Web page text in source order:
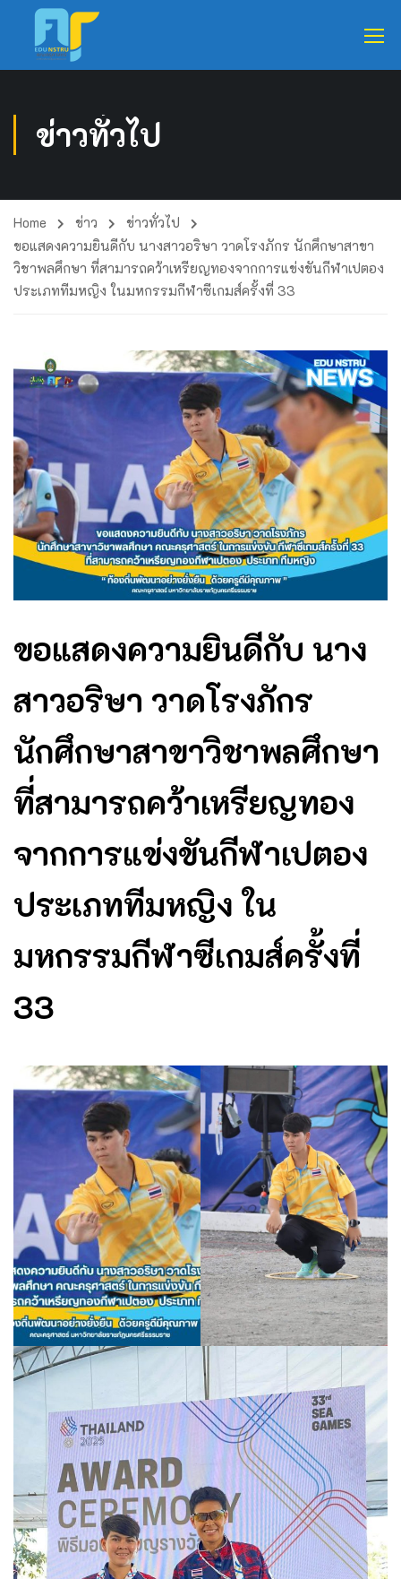
ข่าวทั่วไป
Home ข่าว
ข่าวทั่วไป
ขอแสดงความยินดีกับ นางสาวอริษา วาดโรงภักร นักศึกษาสาขา
วิชาพลศึกษา ที่สามารถคว้าเหรียญทองจากการแข่งขันกีฬาเปตอง
ประเภททีมหญิง ในมหกรรมกีฬาซีเกมส์ครั้งที่ 33
ขอแสดงความยินดีกับ นาง
สาวอริษา วาดโรงภักร
นักศึกษาสาขาวิชาพลศึกษา
ที่สามารถคว้าเหรียญทอง
จากการแข่งขันกีฬาเปตอง
ประเภททีมหญิง ใน
มหกรรมกีฬาซีเกมส์ครั้งที่
33